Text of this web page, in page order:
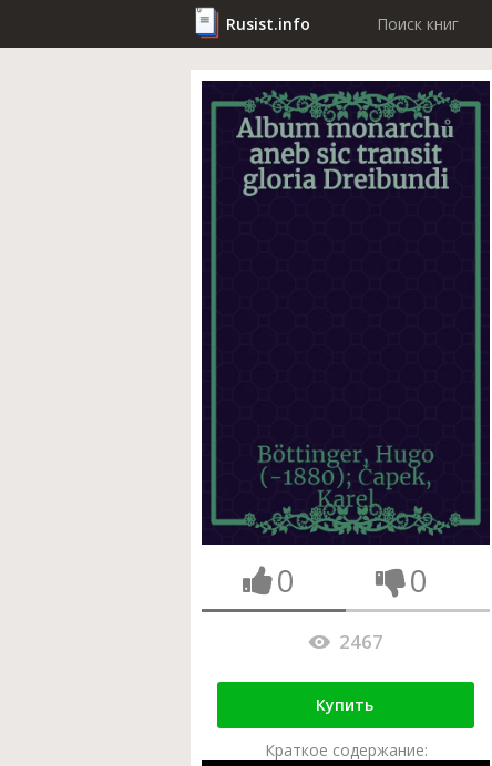
Rusist.info Поиск книг
0 0
2467
Купить
Краткое содержание: